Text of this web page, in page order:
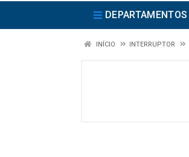
DEPARTAMENTOS
INÍCIO INTERRUPTOR